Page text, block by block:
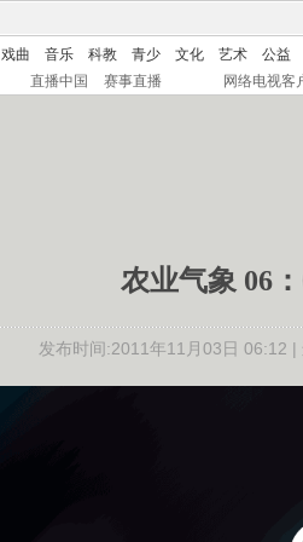
戏曲 音乐 科教 青少 文化 艺术 公益
直播中国 赛事直播 网络电视客
农业气象 06：
发布时间:2011年11月03日 06:12 |